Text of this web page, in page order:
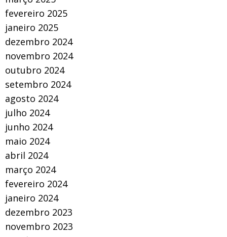
fevereiro 2025
janeiro 2025
dezembro 2024
novembro 2024
outubro 2024
setembro 2024
agosto 2024
julho 2024
junho 2024
maio 2024
abril 2024
março 2024
fevereiro 2024
janeiro 2024
dezembro 2023
novembro 2023